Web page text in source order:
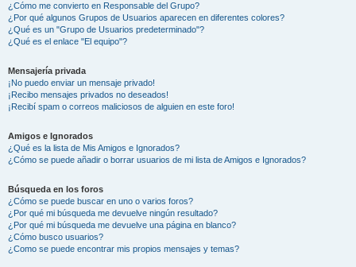
¿Cómo me convierto en Responsable del Grupo?
¿Por qué algunos Grupos de Usuarios aparecen en diferentes colores?
¿Qué es un "Grupo de Usuarios predeterminado"?
¿Qué es el enlace "El equipo"?
Mensajería privada
¡No puedo enviar un mensaje privado!
¡Recibo mensajes privados no deseados!
¡Recibí spam o correos maliciosos de alguien en este foro!
Amigos e Ignorados
¿Qué es la lista de Mis Amigos e Ignorados?
¿Cómo se puede añadir o borrar usuarios de mi lista de Amigos e Ignorados?
Búsqueda en los foros
¿Cómo se puede buscar en uno o varios foros?
¿Por qué mi búsqueda me devuelve ningún resultado?
¿Por qué mi búsqueda me devuelve una página en blanco?
¿Cómo busco usuarios?
¿Como se puede encontrar mis propios mensajes y temas?